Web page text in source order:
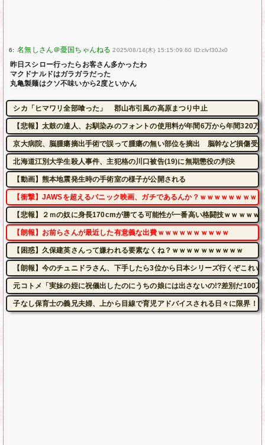
6: 2025/08/14(木) 15:15:09.60 ID:clvf30Jx0
昨日スシロー行ったらお客さん多かったわ
マクドナルドはガラガラだった
丸亀製麺はクソ不味いから2度といかん
シカ「ヒマワリ全部喰った」 郡山布引風の高原まつり中止
【悲報】太鼓の達人、お馴染みのフォントの使用料が年間6万から年間320万
京大病院、脳腫瘍摘出手術で誤って腫瘍の無い部位を摘出 脳幹など損傷受
北海道江別大学生殺人事件、主犯格の川口被告(19)に無期懲役の判決
【動画】熊本地震発生時の手術室の様子が公開される
【衝撃】JAWSを超えるパニック映画、ガチであるんか？ｗｗｗｗｗｗｗｗ
【悲報】２ｍの奴に身長170cmが勝てる可能性が一番高い格闘技ｗｗｗｗｗ
【朗報】お前らさんが最近した有意義な出費ｗｗｗｗｗｗｗｗｗｗ
【困惑】久保建英さんって嫌われる要素なくね？ｗｗｗｗｗｗｗｗｗｗ
【朗報】今のチュニドラさん、下手したら3位から日本シリーズ行くぞこれ
元コトメ「実妹の姪に祝儀出したのにうちの娘には出さないの!?差別だ100
子なし保育士の義兄夫婦、上から目線で育児アドバイスされる日々に限界！